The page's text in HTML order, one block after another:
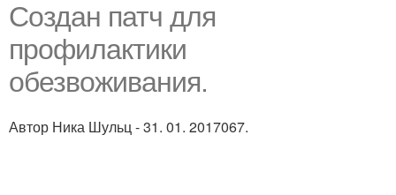
Создан патч для
профилактики
обезвоживания.
Автор Ника Шульц - 31. 01. 2017067.